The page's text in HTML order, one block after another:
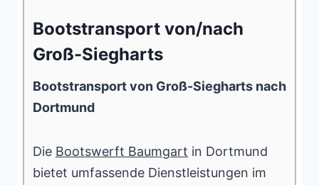
Bootstransport von/nach
Groß-Siegharts
Bootstransport von Groß-Siegharts nach
Dortmund
Die Bootswerft Baumgart in Dortmund
bietet umfassende Dienstleistungen im